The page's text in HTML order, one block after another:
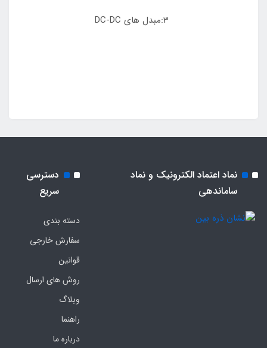
نماد اعتماد الکترونیک و نماد
ساماندهی
دسترسی
سریع
دسته بندی
سفارش خارجی
قوانین
روش های ارسال
وبلاگ
راهنما
درباره ما